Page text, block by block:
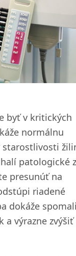
byť v kritických
normálnu
starostlivosti
patologické
presunúť na
riadené
dokáže
a výrazne zvýšiť